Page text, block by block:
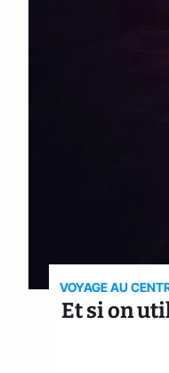
VOYAGE AU
Et si on